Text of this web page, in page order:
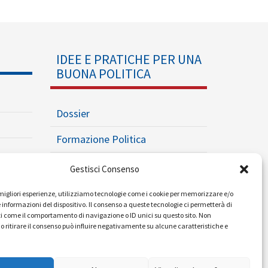
Gestisci Consenso
esperienze, utilizziamo tecnologie come i cookie per memorizzare e/o
del dispositivo. Il consenso a queste tecnologie ci permetterà di
come il comportamento di navigazione o ID unici su questo sito. Non
ritirare il consenso può influire negativamente su alcune caratteristiche e
IDEE E PRATICHE PER UNA
BUONA POLITICA
Dossier
Formazione Politica
Eventi
Ricerche e Analisi